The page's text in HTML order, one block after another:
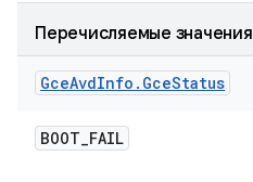
Перечисляемые значения
GceAvdInfo . GceStatus
BOOT_FAIL